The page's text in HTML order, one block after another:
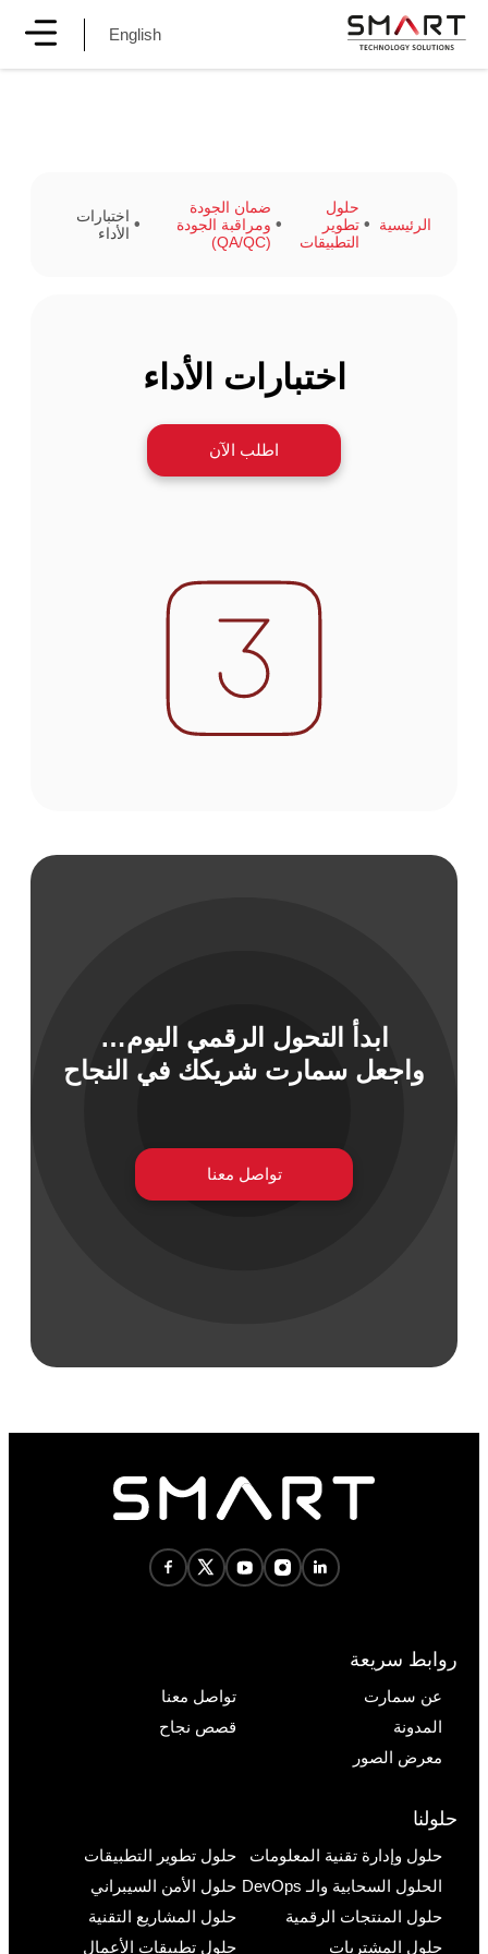
المعلومات
English
الرئيسية
حلول
تطوير
التطبيقات
ضمان الجودة
ومراقبة الجودة
(QA/QC)
اختبارات
الأداء
اختبارات الأداء
اطلب الآن
ابدأ التحول الرقمي اليوم…
واجعل سمارت شريكك في النجاح
تواصل معنا
روابط سريعة
عن سمارت
تواصل معنا
المدونة
قصص نجاح
معرض الصور
حلولنا
حلول وإدارة تقنية المعلومات
حلول تطوير التطبيقات
الحلول السحابية والـ DevOps
حلول الأمن السيبراني
حلول المنتجات الرقمية
حلول المشاريع التقنية
حلول المشتريات
حلول تطبيقات الأعمال